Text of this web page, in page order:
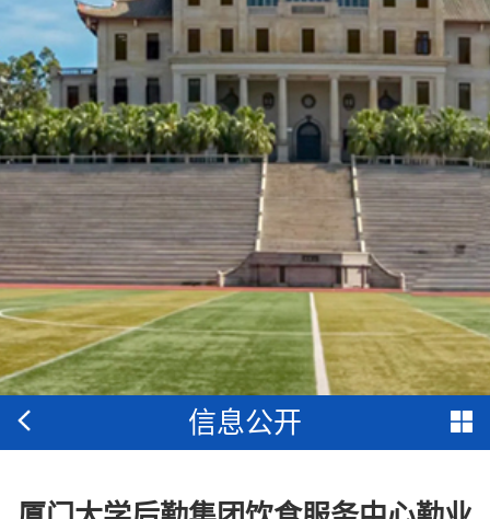
信息公开